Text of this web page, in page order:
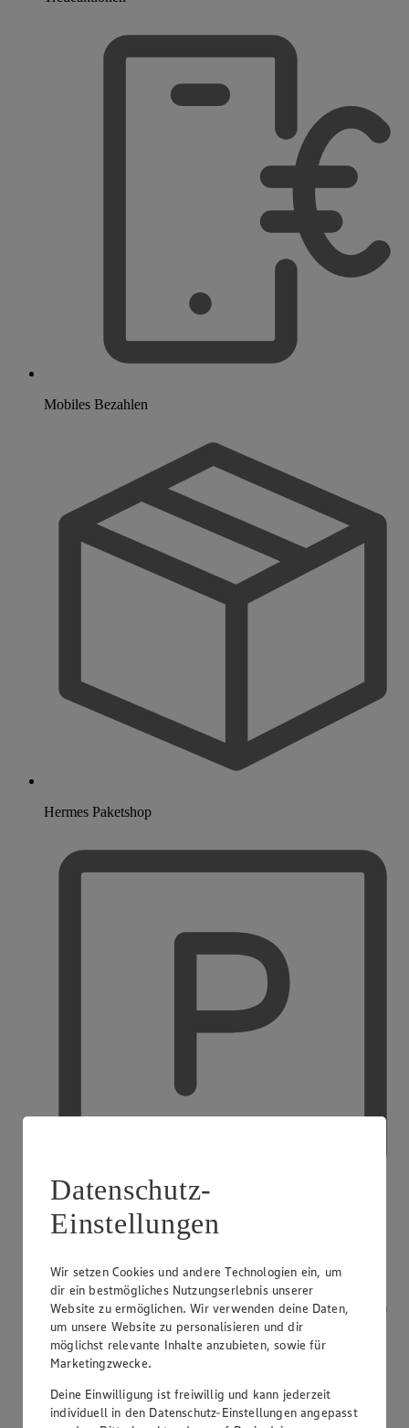
Mobiles Bezahlen
Hermes Paketshop
Kostenfreie Parkplätze
Datenschutz-
Einstellungen
Wir setzen Cookies und andere Technologien ein, um
dir ein bestmögliches Nutzungserlebnis unserer
Website zu ermöglichen. Wir verwenden deine Daten,
um unsere Website zu personalisieren und dir
möglichst relevante Inhalte anzubieten, sowie für
Marketingzwecke.
Deine Einwilligung ist freiwillig und kann jederzeit
individuell in den Datenschutz-Einstellungen angepasst